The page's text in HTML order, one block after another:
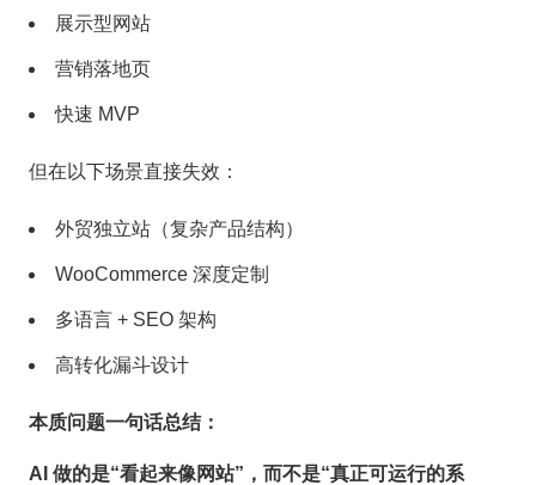
展示型网站
营销落地页
快速 MVP
但在以下场景直接失效：
外贸独立站（复杂产品结构）
WooCommerce 深度定制
多语言 + SEO 架构
高转化漏斗设计
本质问题一句话总结：
AI 做的是“看起来像网站”，而不是“真正可运行的系